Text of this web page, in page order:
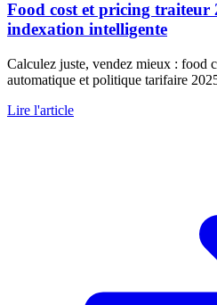
Food cost et pricing traiteur
indexation intelligente
Calculez juste, vendez mieux : food
automatique et politique tarifaire
Lire l'article